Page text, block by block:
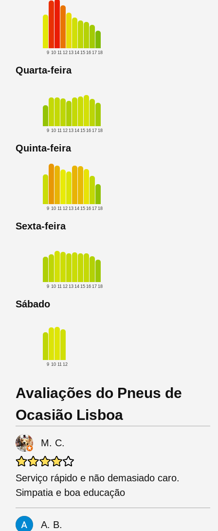
9 10 11 12 13 14 15 16 17 18
Quarta-feira
9 10 11 12 13 14 15 16 17 18
Quinta-feira
9 10 11 12 13 14 15 16 17 18
Sexta-feira
9 10 11 12 13 14 15 16 17 18
Sábado
9 10 11 12
Avaliações do Pneus de
Ocasião Lisboa
M. C.
Serviço rápido e não demasiado caro.
Simpatia e boa educação
A. B.